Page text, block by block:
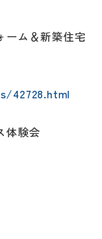
ム＆新築住宅
42728.html
体験会